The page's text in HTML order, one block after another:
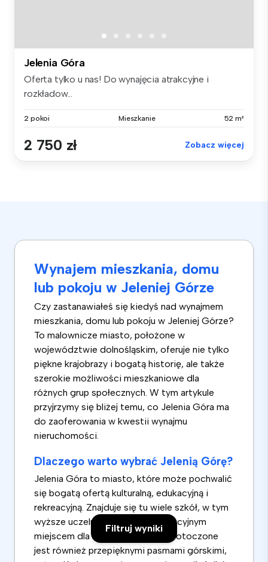
Filtruj wyniki
Jelenia Góra
Oferta tylko u nas! Do wynajęcia atrakcyjne i
rozkładow...
2 pokoi Mieszkanie 52 m²
2 750 zł Zobacz więcej
Wynajem mieszkania, domu
lub pokoju w Jeleniej Górze
Czy zastanawiałeś się kiedyś nad wynajmem
mieszkania, domu lub pokoju w Jeleniej Górze?
To malownicze miasto, położone w
województwie dolnośląskim, oferuje nie tylko
piękne krajobrazy i bogatą historię, ale także
szerokie możliwości mieszkaniowe dla
różnych grup społecznych. W tym artykule
przyjrzymy się bliżej temu, co Jelenia Góra ma
do zaoferowania w kwestii wynajmu
nieruchomości.
Dlaczego warto wybrać Jelenią Górę?
Jelenia Góra to miasto, które może pochwalić
się bogatą ofertą kulturalną, edukacyjną i
rekreacyjną. Znajduje się tu wiele szkół, w tym
wyższe uczelnie, co czyni je atrakcyjnym
miejscem dla studentów. Miasto otoczone
jest również przepięknymi pasmami górskimi,